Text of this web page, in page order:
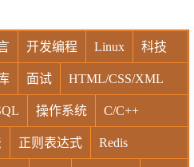
开发编程 Linux 科技
面试 HTML/CSS/XML
操作系统 C/C++
正则表达式 Redis